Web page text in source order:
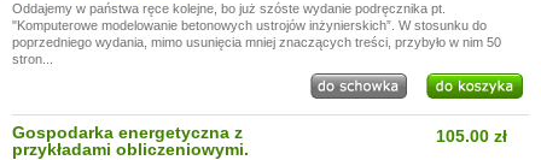
Oddajemy w państwa ręce kolejne, bo już szóste wydanie podręcznika pt.
"Komputerowe modelowanie betonowych ustrojów inżynierskich”. W stosunku do
poprzedniego wydania, mimo usunięcia mniej znaczących treści, przybyło w nim 50
stron...
Gospodarka energetyczna z
przykładami obliczeniowymi.
105.00 zł